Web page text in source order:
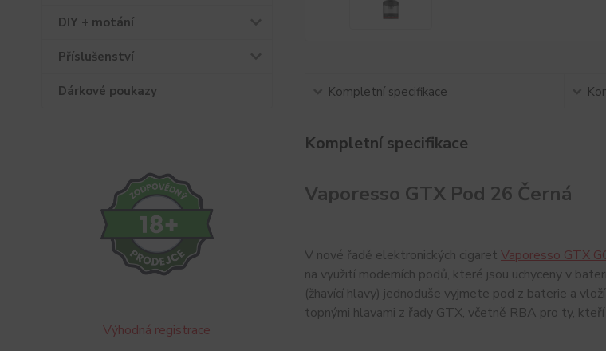
DIY + motání
Příslušenství
Dárkové poukazy
Výhodná registrace
Kompletní specifikace
Kompletní specifikace
Vaporesso GTX Pod 26 Černá
V nové řadě elektronických cigaret Vaporesso GTX
na využití moderních podů, které jsou uchyceny v
(žhavící hlavy) jednoduše vyjmete pod z baterie a
topnými hlavami z řady GTX, včetně RBA pro ty,